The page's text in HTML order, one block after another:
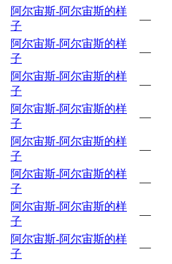
阿尔宙斯-阿尔宙斯的样
子
—
阿尔宙斯-阿尔宙斯的样
子
—
阿尔宙斯-阿尔宙斯的样
子
—
阿尔宙斯-阿尔宙斯的样
子
—
阿尔宙斯-阿尔宙斯的样
子
—
阿尔宙斯-阿尔宙斯的样
子
—
阿尔宙斯-阿尔宙斯的样
子
—
阿尔宙斯-阿尔宙斯的样
子
—